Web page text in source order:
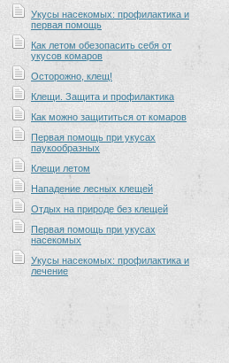
Укусы насекомых: профилактика и
первая помощь
Как летом обезопасить себя от
укусов комаров
Осторожно, клещ!
Клещи. Защита и профилактика
Как можно защититься от комаров
Первая помощь при укусах
паукообразных
Клещи летом
Нападение лесных клещей
Отдых на природе без клещей
Первая помощь при укусах
насекомых
Укусы насекомых: профилактика и
лечение